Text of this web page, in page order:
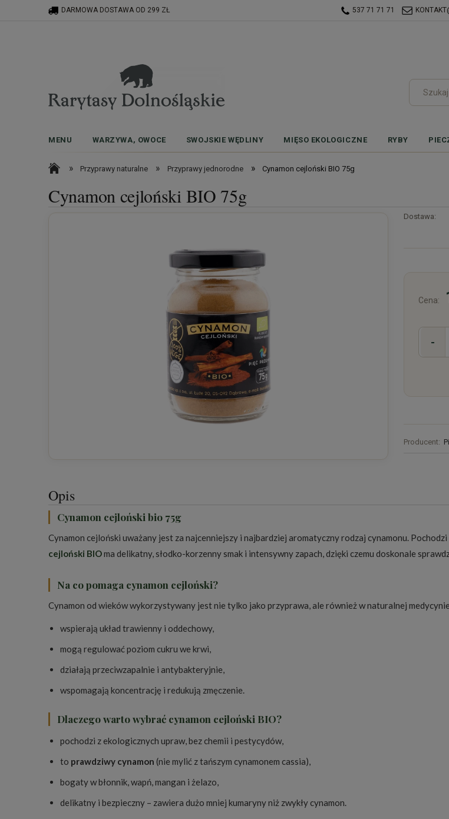
DARMOWA DOSTAWA OD 299 ZŁ 537 71 71 71
MENU WARZYWA, OWOCE SWOJSKIE WĘDLINY MIĘSO EKOLOGICZNE RYBY
» Przyprawy naturalne » Przyprawy jednorodne » Cynamon cejloński BIO 75g
Cynamon cejloński BIO 75g
Dostawa:
Cena:
-
Producent:
Opis
Cynamon cejloński bio 75g
Cynamon cejloński uważany jest za najcenniejszy i najbardziej aromatyczny rodzaj cynamonu.
cejloński BIOma delikatny, słodko-korzenny smak i intensywny zapach, dzięki czemu doskonale
Na co pomaga cynamon cejloński?
Cynamon od wieków wykorzystywany jest nie tylko jako przyprawa, ale również w naturalnej
wspierają układ trawienny i oddechowy,
mogą regulować poziom cukru we krwi,
działają przeciwzapalnie i antybakteryjnie,
wspomagają koncentrację i redukują zmęczenie.
Dlaczego warto wybrać cynamon cejloński BIO?
pochodzi z ekologicznych upraw, bez chemii i pestycydów,
to prawdziwy cynamon (nie mylić z tańszym cynamonem cassia),
bogaty w błonnik, wapń, mangan i żelazo,
delikatny i bezpieczny – zawiera dużo mniej kumaryny niż zwykły cynamon.